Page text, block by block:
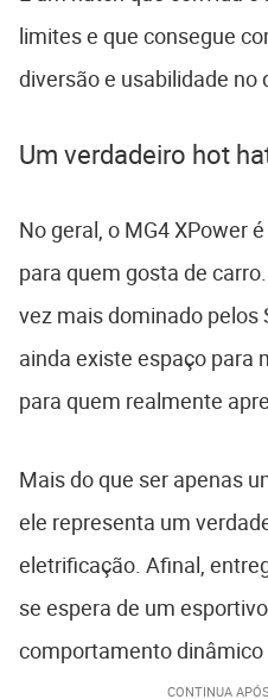
limites e que consegue
diversão e usabilidade no
Um verdadeiro hot
No geral, o MG4 XPower
para quem gosta de
vez mais dominado pelos
ainda existe espaço para
para quem realmente
Mais do que ser apenas
ele representa um
eletrificação. Afinal,
se espera de um
comportamento